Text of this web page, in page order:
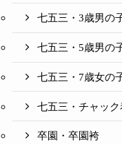
七五三・3歳男の
七五三・5歳男の
七五三・7歳女の
七五三・チャック
卒園・卒園袴